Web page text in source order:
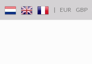
| EUR GBP